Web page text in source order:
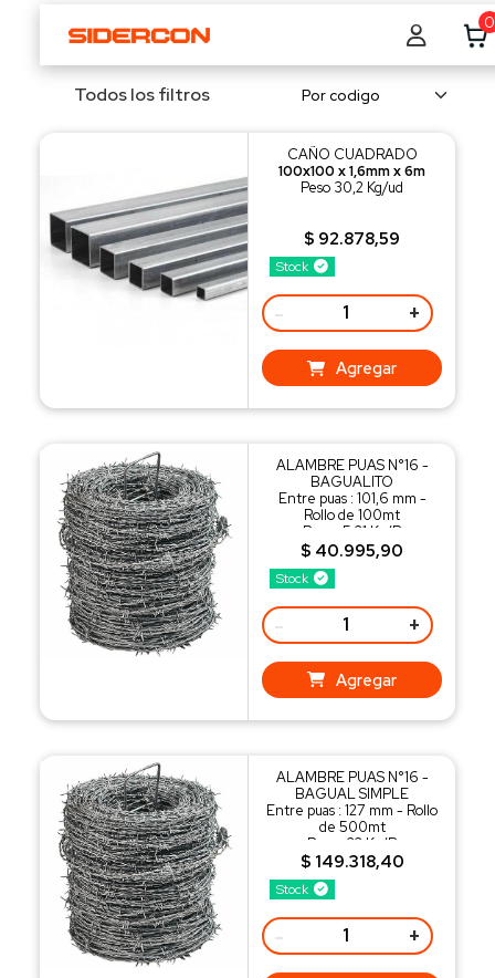
0
Todos los filtros
Stock
CAÑO CUADRADO
100x100 x 1,6mm x 6m
Peso 30,2 Kg/ud
$ 92.878,59
- +
Agregar
Stock
ALAMBRE PUAS N°16 -
BAGUALITO
Entre puas : 101,6 mm -
Rollo de 100mt
Peso : 5,21 Kg/R
$ 40.995,90
- +
Agregar
Stock
ALAMBRE PUAS N°16 -
BAGUAL SIMPLE
Entre puas : 127 mm - Rollo
de 500mt
Peso : 22 Kg/R
$ 149.318,40
- +